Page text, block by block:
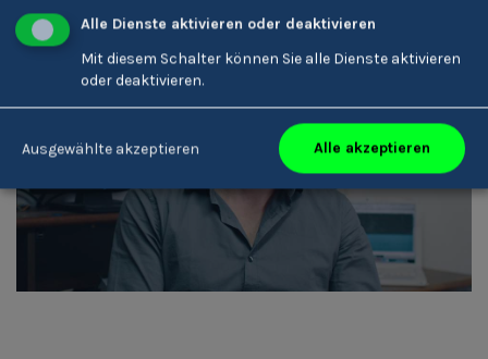
Armin Rottensteiner
Tontechniker/-in
Alle Dienste aktivieren oder deaktivieren
Mit diesem Schalter können Sie alle Dienste aktivieren
oder deaktivieren.
Ausgewählte akzeptieren Alle akzeptieren